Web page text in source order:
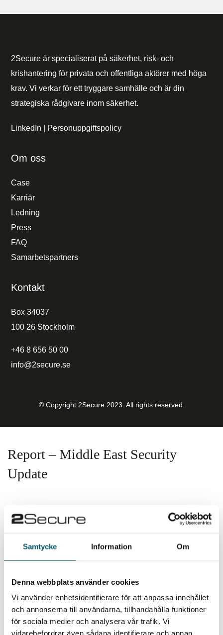
Samtycke Information Om
Denna webbplats använder cookies
Vi använder enhetsidentifierare för att anpassa innehållet
och annonserna till användarna, tillhandahålla funktioner
för sociala medier och analysera vår trafik. Vi
vidarebefordrar även sådana identifierare och annan
2Secure är specialiserat på säkerhet, risk- och
krishantering för privata och offentliga aktörer med höga
krav. Vi verkar för ett tryggare samhälle och är din
strategiska rådgivare inom säkerhet.
LinkedIn Personuppgiftspolicy
Om oss
Case
Karriär
Ledning
Press
FAQ
Samarbetspartners
Kontakt
Box 34037
100 26 Stockholm
+46 8 656 50 00
info@2secure.se
© Copyright 2Secure 2023. All rights reserved.
Report – Middle East Security
Update
Please fill in the information below, and we will email
you our report.